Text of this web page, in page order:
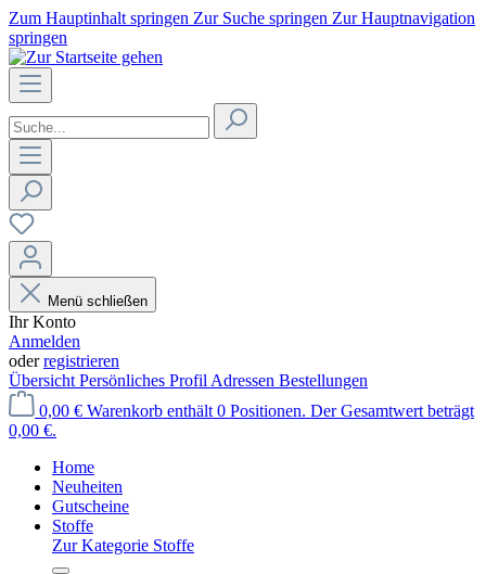
Zum Hauptinhalt springen Zur Suche springen Zur Hauptnavigation
springen
Menü schließen
Ihr Konto
Anmelden
oderregistrieren
Übersicht Persönliches Profil Adressen Bestellungen
0,00 € Warenkorb enthält 0 Positionen. Der Gesamtwert beträgt
0,00 €.
Home
Neuheiten
Gutscheine
Stoffe
Zur Kategorie Stoffe